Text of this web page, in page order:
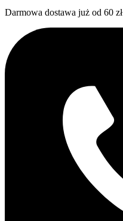
Darmowa dostawa już od 60 zł